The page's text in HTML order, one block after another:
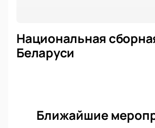
Национальная
Беларуси
Ближайшие